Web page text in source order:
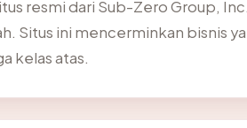
resmi dari Sub-Zero Group,
Situs ini mencerminkan bisnis
kelas atas.